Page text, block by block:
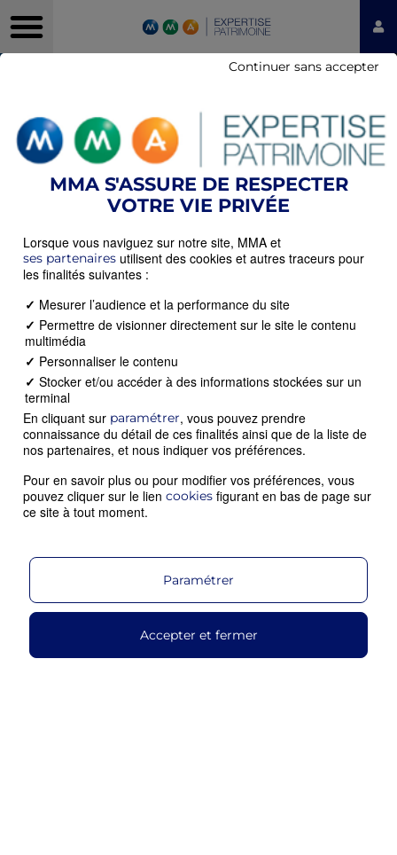
MMA S'ASSURE DE RESPECTER
VOTRE VIE PRIVÉE
Lorsque vous naviguez sur notre site, MMA et
ses partenaires utilisent des cookies et autres traceurs pour
les finalités suivantes :
✓ Mesurer l’audience et la performance du site
✓ Permettre de visionner directement sur le site le contenu
multimédia
✓ Personnaliser le contenu
✓ Stocker et/ou accéder à des informations stockées sur un
terminal
En cliquant sur paramétrer, vous pouvez prendre
connaissance du détail de ces finalités ainsi que de la liste de
nos partenaires, et nous indiquer vos préférences.
Pour en savoir plus ou pour modifier vos préférences, vous
pouvez cliquer sur le lien cookies figurant en bas de page sur
ce site à tout moment.
Continuer sans accepter
Paramétrer
Accepter et fermer